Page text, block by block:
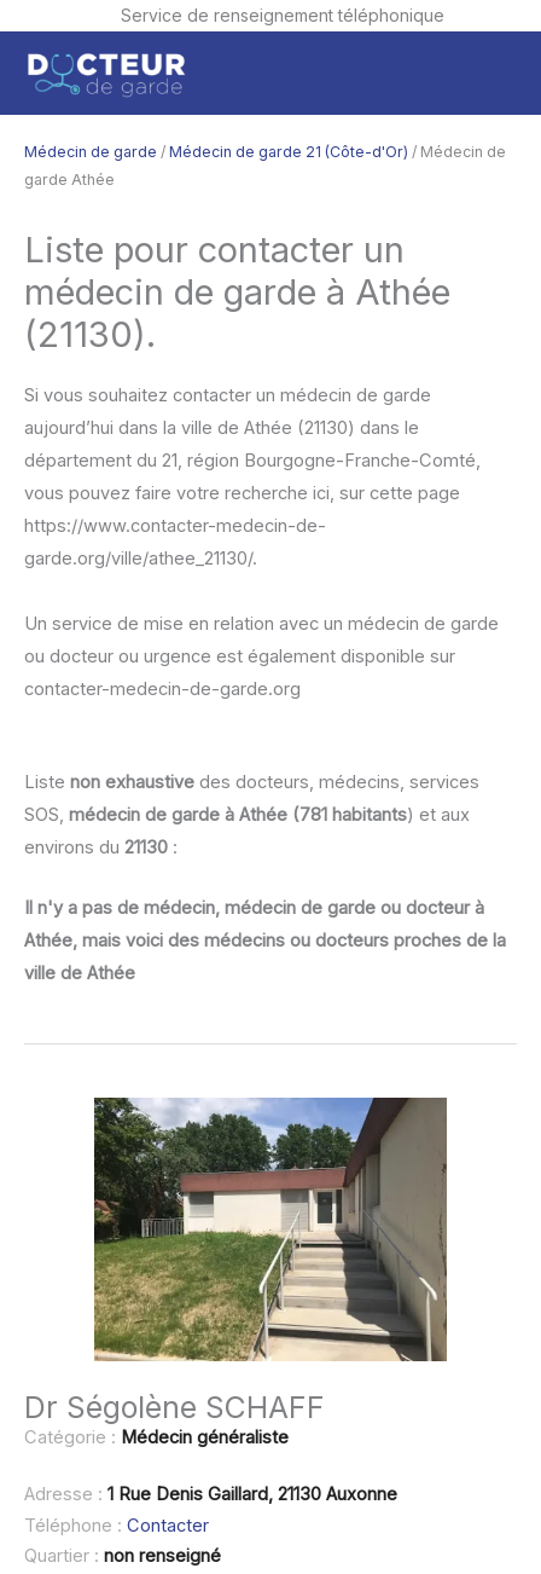
Service de renseignement téléphonique
contenu
Médecin de garde / Médecin de garde 21 (Côte-d'Or) / Médecin de
garde Athée
Liste pour contacter un
médecin de garde à Athée
(21130).
Si vous souhaitez contacter un médecin de garde
aujourd’hui dans la ville de Athée (21130) dans le
département du 21, région Bourgogne-Franche-Comté,
vous pouvez faire votre recherche ici, sur cette page
https://www.contacter-medecin-de-
garde.org/ville/athee_21130/.
Un service de mise en relation avec un médecin de garde
ou docteur ou urgence est également disponible sur
contacter-medecin-de-garde.org
Liste non exhaustive des docteurs, médecins, services
SOS, médecin de garde à Athée (781 habitants) et aux
environs du 21130 :
Il n'y a pas de médecin, médecin de garde ou docteur à
Athée, mais voici des médecins ou docteurs proches de la
ville de Athée
Dr Ségolène SCHAFF
Catégorie : Médecin généraliste
Adresse : 1 Rue Denis Gaillard, 21130 Auxonne
Téléphone : Contacter
Quartier : non renseigné